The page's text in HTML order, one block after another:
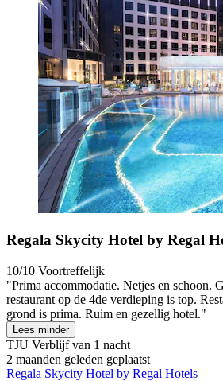
Regala Skycity Hotel by Regal
10/10 Voortreffelijk
"Prima accommodatie. Netjes en schoon.
restaurant op de 4de verdieping is top.
grond is prima. Ruim en gezellig hotel."
Lees minder
TJU Verblijf van 1 nacht
2 maanden geleden geplaatst
Regala Skycity Hotel by Regal Hotels